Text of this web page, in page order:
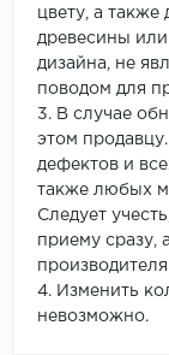
цвету, а
древесины
дизайна, не
поводом для
3. В случае
этом
дефектов и
также любых
Следует
приему сразу,
4. Изменить
невозможно.